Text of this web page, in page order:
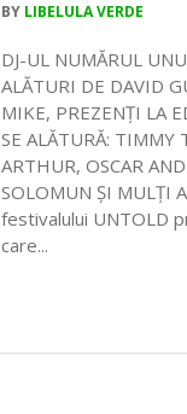
BY LIBELULA VERDE
DJ-UL NUMĂRUL
ALĂTURI DE DAVID
MIKE, PREZENȚI LA
SE ALĂTURĂ: TIMMY
ARTHUR, OSCAR
SOLOMUN ȘI MULȚI
festivalului UNTOLD
care...